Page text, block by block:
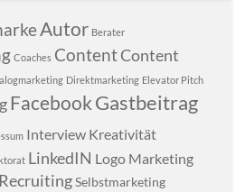
Autor Berater
Coaches ContentContent
Direktmarketing Elevator Pitch
Facebook Gastbeitrag
Interview Kreativität
LinkedIN Logo Marketing
RecruitingSelbstmarketing